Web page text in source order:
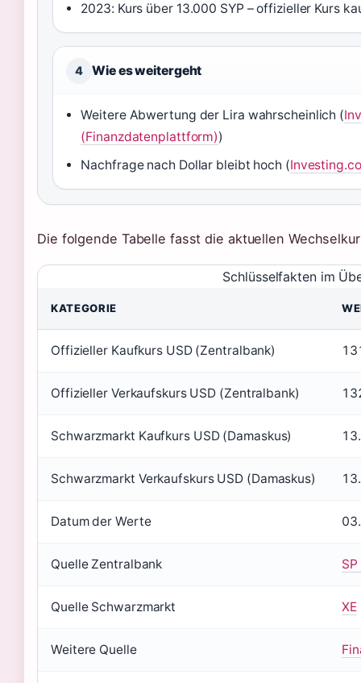
2023: Kurs über 13.000 SYP – offizieller Kurs
4 Wie es weitergeht
Weitere Abwertung der Lira wahrscheinlich (
(Finanzdatenplattform))
Nachfrage nach Dollar bleibt hoch (
Die folgende Tabelle fasst die aktuellen
Schlüsselfakten im
KATEGORIE
Offizieller Kaufkurs USD (Zentralbank)
Offizieller Verkaufskurs USD (Zentralbank)
Schwarzmarkt Kaufkurs USD (Damaskus)
Schwarzmarkt Verkaufskurs USD (Damaskus)
Datum der Werte
Quelle Zentralbank
Quelle Schwarzmarkt XE
Weitere Quelle